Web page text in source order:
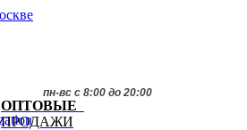
пн-вс с 8:00 до 20:00
ОПТОВЫЕ
ПРОДАЖИ